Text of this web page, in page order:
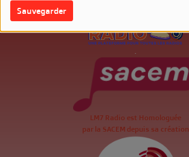
Sauvegarder
LM7 Radio est Homologuée
par la SACEM depuis sa création